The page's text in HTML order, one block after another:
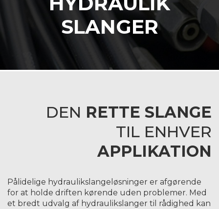
SLANGER
DEN RETTE SLANGE
TIL ENHVER
APPLIKATION
Pålidelige hydraulikslangeløsninger er afgørende
for at holde driften kørende uden problemer. Med
et bredt udvalg af hydraulikslanger til rådighed kan